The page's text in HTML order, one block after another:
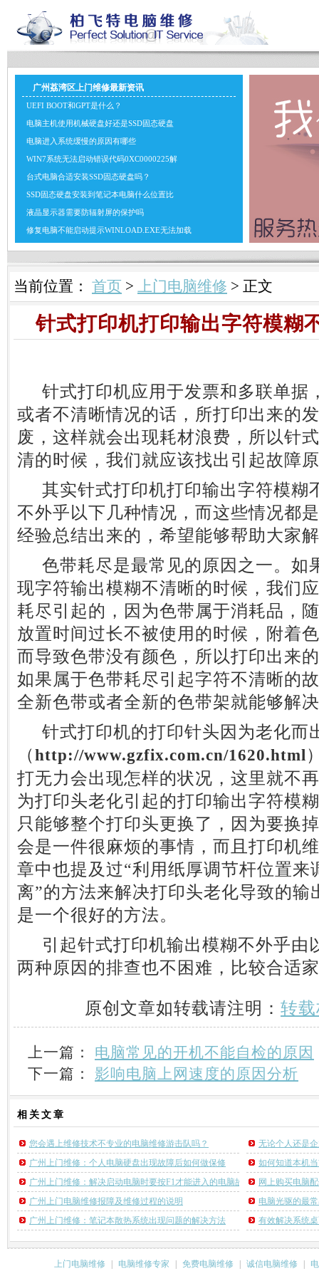
广州荔湾区上门维修最新资讯
UEFI BOOT和GPT是什么？
电脑主机使用机械硬盘好还是SSD固态硬盘
电脑进入系统缓慢的原因有哪些
WIN7系统无法启动错误代码0XC0000225解
台式电脑合适安装SSD固态硬盘吗？
SSD固态硬盘安装到笔记本电脑什么位置比
液晶显示器需要防辐射屏的保护吗
修复电脑不能启动提示WINLOAD.EXE无法加载
当前位置： 首页 > 上门电脑维修 > 正文
针式打印机打印输出字符模糊
针式打印机应用于发票和多联单据
或者不清晰情况的话，所打印出来的
废，这样就会出现耗材浪费，所以针
清的时候，我们就应该找出引起故障
其实针式打印机打印输出字符模糊
不外乎以下几种情况，而这些情况都
经验总结出来的，希望能够帮助大家
色带耗尽是最常见的原因之一。如
现字符输出模糊不清晰的时候，我们
耗尽引起的，因为色带属于消耗品，
放置时间过长不被使用的时候，附着
而导致色带没有颜色，所以打印出来
如果属于色带耗尽引起字符不清晰的
全新色带或者全新的色带架就能够解
针式打印机的打印针头因为老化而
（ http://www.gzfix.com.cn/1620.html
打无力会出现怎样的状况，这里就不
为打印头老化引起的打印输出字符模
只能够整个打印头更换了，因为要换
会是一件很麻烦的事情，而且打印机
章中也提及过“利用纸厚调节杆位置来
离”的方法来解决打印头老化导致的
是一个很好的方法。
引起针式打印机输出模糊不外乎由
两种原因的排查也不困难，比较合适
原创文章如转载请注明： 转
上一篇： 电脑常见的开机不能自检的原因
下一篇： 影响电脑上网速度的原因分析
相关 文章
您会遇上维修技术不专业的电脑维修游击队吗？
无论个人还是
广州上门维修：个人电脑硬盘出现故障后如何做保修
如何知道本机
广州上门维修：解决启动电脑时要按F1才能进入的电脑故障
网上购买电脑
广州上门电脑维修报障及维修过程的说明
电脑光驱的最
广州上门维修：笔记本散热系统出现问题的解决方法
有效解决系统
上门电脑维修 电脑维修专家 免费电脑维修 诚信电脑维修